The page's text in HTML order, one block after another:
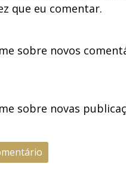
que eu comentar.
sobre novos
sobre novas